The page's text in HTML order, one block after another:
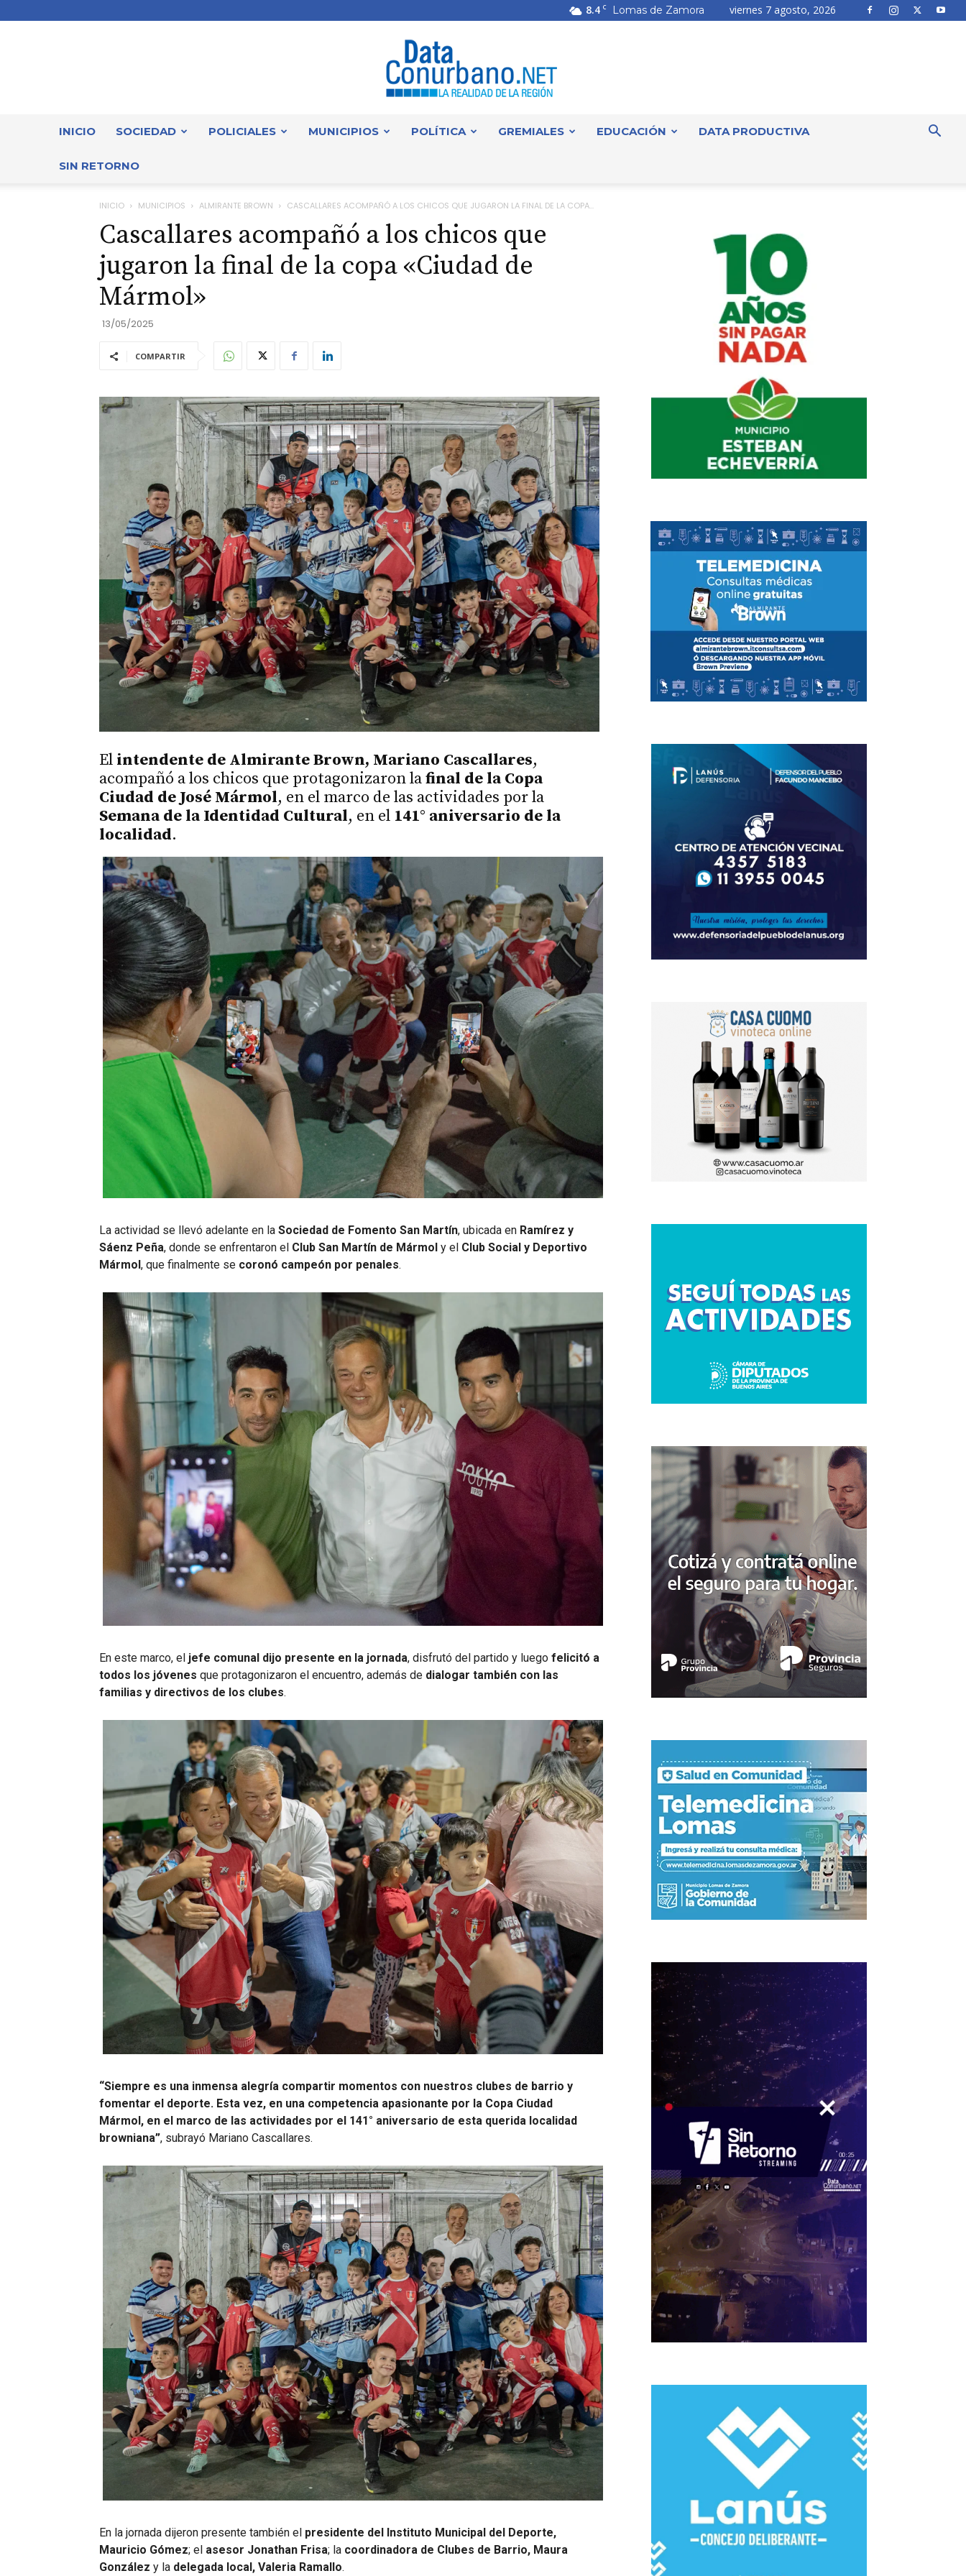
8.4 C Lomas de Zamora viernes 7 agosto, 2026
INICIO SOCIEDAD POLICIALES MUNICIPIOS POLÍTICA GREMIALES EDUCACIÓN DATA PRODUCTIVA
SIN RETORNO
INICIO MUNICIPIOS ALMIRANTE BROWN CASCALLARES ACOMPAÑÓ A LOS CHICOS QUE JUGARON LA FINAL DE LA COPA...
Cascallares acompañó a los chicos que
jugaron la final de la copa «Ciudad de
Mármol»
13/05/2025
COMPARTIR
El intendente de Almirante Brown, Mariano Cascallares,
acompañó a los chicos que protagonizaron lafinal de la Copa
Ciudad de José Mármol, en el marco de las actividades por la
Semana de la Identidad Cultural, en el 141° aniversario de la
localidad.
La actividad se llevó adelante en la Sociedad de Fomento San Martín, ubicada en Ramírez y
Sáenz Peña, donde se enfrentaron el Club San Martín de Mármol y el Club Social y Deportivo
Mármol , que finalmente se coronó campeón por penales.
En este marco, el jefe comunal dijo presente en la jornada, disfrutó del partido y luego felicitó a
todos los jóvenes que protagonizaron el encuentro, además de dialogar también con las
familias y directivos de los clubes.
“Siempre es una inmensa alegría compartir momentos con nuestros clubes de barrio y
fomentar el deporte. Esta vez, en una competencia apasionante por la Copa Ciudad
Mármol, en el marco de las actividades por el 141° aniversario de esta querida localidad
browniana”, subrayó Mariano Cascallares.
En la jornada dijeron presente también el presidente del Instituto Municipal del Deporte,
Mauricio Gómez; el asesor Jonathan Frisa; la coordinadora de Clubes de Barrio, Maura
González y la delegada local, Valeria Ramallo.